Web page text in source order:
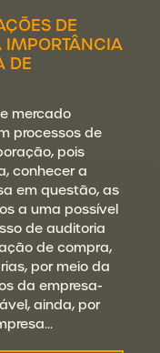
DE
IMPORTÂNCIA
DE
mercado
processos de
pois
conhecer a
em questão, as
a uma possível
de auditoria
de compra,
por meio da
da empresa-
ainda, por